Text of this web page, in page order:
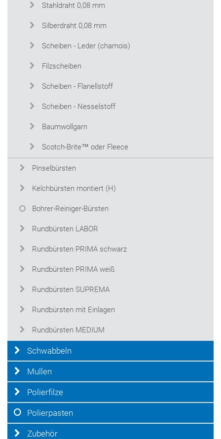
Stahldraht 0,08 mm
Silberdraht 0,08 mm
Scheiben - Leder (chamois)
Filzscheiben
Scheiben - Flanellstoff
Scheiben - Nesselstoff
Baumwollgarn
Scotch-Brite™ oder Fleece
Pinselbürsten
Kelchbürsten montiert (H)
Bohrer-Reiniger-Bürsten
Rundbürsten LABOR
Rundbürsten PRIMA schwarz
Rundbürsten PRIMA weiß
Rundbürsten SUPREMA
Rundbürsten mit Einlagen
Rundbürsten MEDIUM
Schwabbeln
Mullen
Polierfilze
Polierpasten
Zubehör